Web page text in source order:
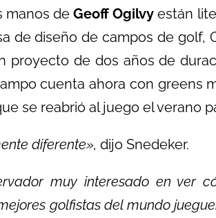
manos deGeoff Ogilvy están
de diseño de campos de golf,
proyecto de dos años de
cuenta ahora con greens
se reabrió al juego el verano
diferente», dijo Snedeker.
muy interesado en ver
golfistas del mundo